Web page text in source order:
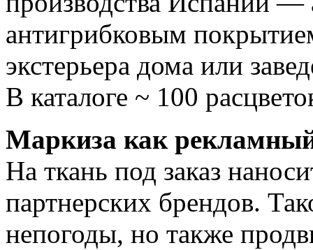
антигрибковым
экстерьера дома или
В каталоге ~ 100
Маркиза как
На ткань под заказ
партнерских брендов.
непогоды, но также